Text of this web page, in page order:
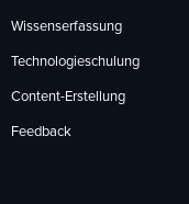
Wissenserfassung
Technologieschulung
Content-Erstellung
Feedback